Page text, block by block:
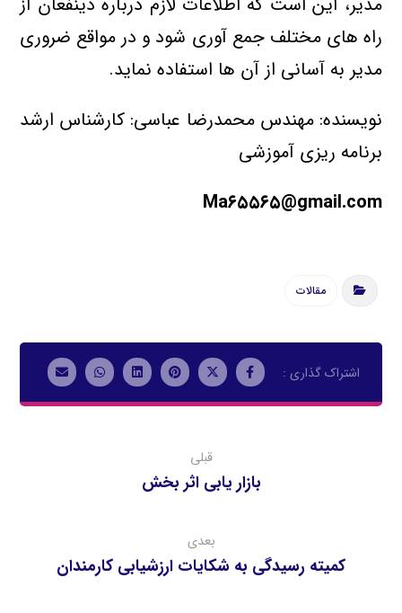
راه های مختلف جمع آوري شود و در مواقع ضروري
مدیر به آساني از آن ها استفاده نماید.
نویسنده: مهندس محمدرضا عباسی: کارشناس ارشد
برنامه ریزی آموزشی
Ma۶۵۵۶۵@gmail.com
مقالات
قبلی
بازار يابي اثر بخش
بعدی
کمیته رسیدگی به شکایات ارزشیابی کارمندان